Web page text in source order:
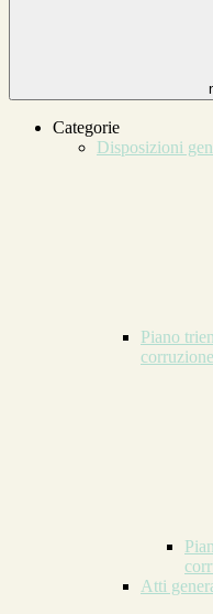
Categorie
Disposizioni
Piano
Atti